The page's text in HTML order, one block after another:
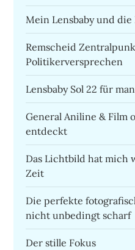
Mein Lensbaby und
Remscheid
Politikerversprechen
Lensbaby Sol 22 für
General Aniline & Film
entdeckt
Das Lichtbild hat mich
Zeit
Die perfekte
nicht unbedingt scharf
Der stille Fokus